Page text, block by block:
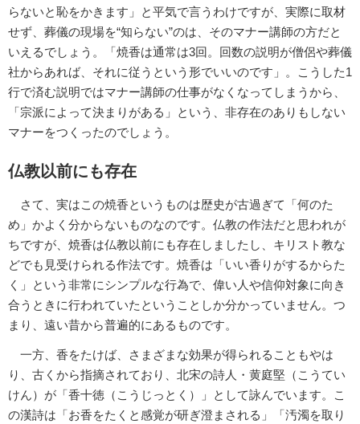
らないと恥をかきます」と平気で言うわけですが、実際に取材
せず、葬儀の現場を“知らない”のは、そのマナー講師の方だと
いえるでしょう。「焼香は通常は3回。回数の説明が僧侶や葬儀
社からあれば、それに従うという形でいいのです」。こうした1
行で済む説明ではマナー講師の仕事がなくなってしまうから、
「宗派によって決まりがある」という、非存在のありもしない
マナーをつくったのでしょう。
仏教以前にも存在
さて、実はこの焼香というものは歴史が古過ぎて「何のた
め」かよく分からないものなのです。仏教の作法だと思われが
ちですが、焼香は仏教以前にも存在しましたし、キリスト教な
どでも見受けられる作法です。焼香は「いい香りがするからた
く」という非常にシンプルな行為で、偉い人や信仰対象に向き
合うときに行われていたということしか分かっていません。つ
まり、遠い昔から普遍的にあるものです。
一方、香をたけば、さまざまな効果が得られることもやは
り、古くから指摘されており、北宋の詩人・黄庭堅（こうてい
けん）が「香十徳（こうじっとく）」として詠んでいます。こ
の漢詩は「お香をたくと感覚が研ぎ澄まされる」「汚濁を取り